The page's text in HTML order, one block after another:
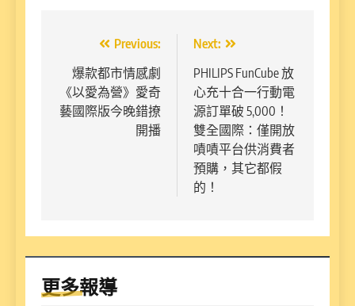
章
導
Previous:
爆款都市情感劇
《以愛為營》愛奇
藝國際版今晚錯撩
開播
Next:
PHILIPS FunCube 放
心充十合一行動電
源訂單破 5,000！
雙全國際：僅開放
嘖嘖平台供消費者
預購，其它都假
的！
更多報導